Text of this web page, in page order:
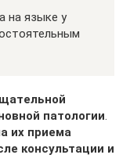
на языке у
патологии.
их приема
консультации и